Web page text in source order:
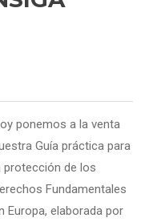
ponemos a la venta
Guía práctica para
protección de los
Fundamentales
Europa, elaborada por